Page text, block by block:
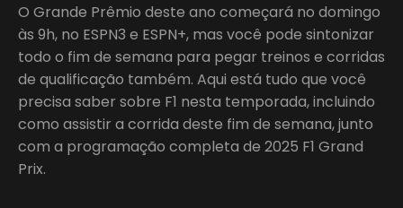
O Grande Prêmio deste ano começará no domingo
às 9h, no ESPN3 e ESPN+, mas você pode sintonizar
todo o fim de semana para pegar treinos e corridas
de qualificação também. Aqui está tudo que você
precisa saber sobre F1 nesta temporada, incluindo
como assistir a corrida deste fim de semana, junto
com a programação completa de 2025 F1 Grand
Prix.